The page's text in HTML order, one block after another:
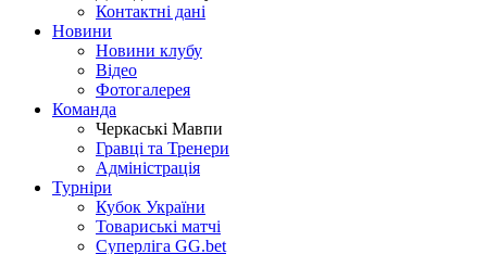
Контактні дані
Новини
Новини клубу
Відео
Фотогалерея
Команда
Черкаські Мавпи
Гравці та Тренери
Адміністрація
Турніри
Кубок України
Товариські матчі
Суперліга GG.bet